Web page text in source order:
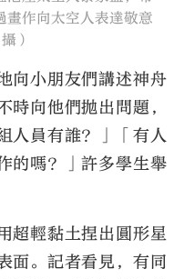
畫作向太空人表達敬意
）
向小朋友們講述神舟
時向他們拋出問題，
人員有誰？」「有人
的嗎？」許多學生舉
超輕黏土捏出圓形星
面。記者看見，有同